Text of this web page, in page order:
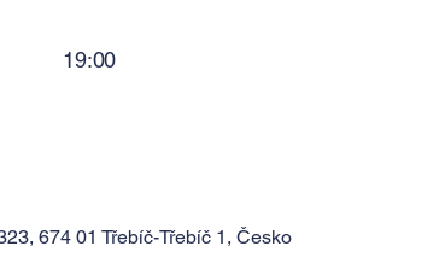
19:00
674 01 Třebíč-Třebíč 1, Česko